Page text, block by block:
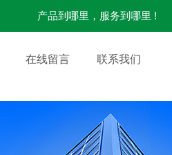
产品到哪里，服务到哪里 !
在线留言 联系我们